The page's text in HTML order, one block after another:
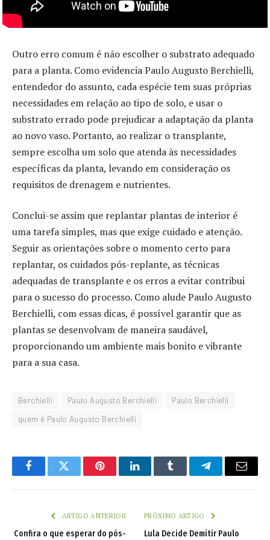
Outro erro comum é não escolher o substrato adequado
para a planta. Como evidencia Paulo Augusto Berchielli,
entendedor do assunto, cada espécie tem suas próprias
necessidades em relação ao tipo de solo, e usar o
substrato errado pode prejudicar a adaptação da planta
ao novo vaso. Portanto, ao realizar o transplante,
sempre escolha um solo que atenda às necessidades
específicas da planta, levando em consideração os
requisitos de drenagem e nutrientes.
Conclui-se assim que replantar plantas de interior é
uma tarefa simples, mas que exige cuidado e atenção.
Seguir as orientações sobre o momento certo para
replantar, os cuidados pós-replante, as técnicas
adequadas de transplante e os erros a evitar contribui
para o sucesso do processo. Como alude Paulo Augusto
Berchielli, com essas dicas, é possível garantir que as
plantas se desenvolvam de maneira saudável,
proporcionando um ambiente mais bonito e vibrante
para a sua casa.
Berchielli Paulo Augusto Berchielli
Paulo Berchielli
quem é Paulo Augusto Berchielli
FacebookTwitter PinterestLinkedInTumblr TelegramEmail
ARTIGO ANTERIOR
Confira o que esperar do pós-
PRÓXIMO ARTIGO
Lula Decide Demitir Paulo